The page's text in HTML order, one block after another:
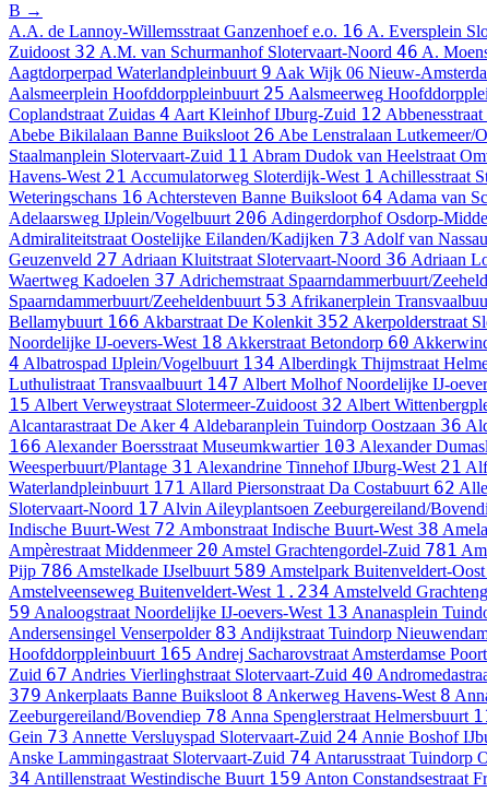
B →
A.A. de Lannoy-Willemsstraat Ganzenhoef e.o. 16 A. Eversplein
Zuidoost 32 A.M. van Schurmanhof Slotervaart-Noord 46 A.
Aagtdorperpad Waterlandpleinbuurt 9 Aak Wijk 06 Nieuw-
Aalsmeerplein Hoofddorppleinbuurt 25 Aalsmeerweg
Coplandstraat Zuidas 4 Aart Kleinhof IJburg-Zuid 12 Abbenesstraat
Abebe Bikilalaan Banne Buiksloot 26 Abe Lenstralaan Lutkemeer/
Staalmanplein Slotervaart-Zuid 11 Abram Dudok van Heelstraat
Havens-West 21 Accumulatorweg Sloterdijk-West 1 Achillesstraat
Weteringschans 16 Achtersteven Banne Buiksloot 64 Adama van
Adelaarsweg IJplein/Vogelbuurt 206 Adingerdorphof Osdorp-
Admiraliteitstraat Oostelijke Eilanden/Kadijken 73 Adolf van
Geuzenveld 27 Adriaan Kluitstraat Slotervaart-Noord 36 Adriaan
Waertweg Kadoelen 37 Adrichemstraat Spaarndammerbuurt/
Spaarndammerbuurt/Zeeheldenbuurt 53 Afrikanerplein
Bellamybuurt 166 Akbarstraat De Kolenkit 352 Akerpolderstraat
Noordelijke IJ-oevers-West 18 Akkerstraat Betondorp 60
4 Albatrospad IJplein/Vogelbuurt 134 Alberdingk Thijmstraat
Luthulistraat Transvaalbuurt 147 Albert Molhof Noordelijke IJ-
15 Albert Verweystraat Slotermeer-Zuidoost 32 Albert
Alcantarastraat De Aker 4 Aldebaranplein Tuindorp Oostzaan 36
166 Alexander Boersstraat Museumkwartier 103 Alexander
Weesperbuurt/Plantage 31 Alexandrine Tinnehof IJburg-West 21
Waterlandpleinbuurt 171 Allard Piersonstraat Da Costabuurt 62
Slotervaart-Noord 17 Alvin Aileyplantsoen Zeeburgereiland/
Indische Buurt-West 72 Ambonstraat Indische Buurt-West 38
Ampèrestraat Middenmeer 20 Amstel Grachtengordel-Zuid 781
Pijp 786 Amstelkade IJselbuurt 589 Amstelpark Buitenveldert-Oost
Amstelveenseweg Buitenveldert-West 1.234 Amstelveld
59 Analoogstraat Noordelijke IJ-oevers-West 13 Ananasplein
Andersensingel Venserpolder 83 Andijkstraat Tuindorp
Hoofddorppleinbuurt 165 Andrej SacharovstraatAmsterdamse
Zuid 67 Andries Vierlinghstraat Slotervaart-Zuid 40
379 Ankerplaats Banne Buiksloot 8 Ankerweg Havens-West 8
Zeeburgereiland/Bovendiep 78 Anna Spenglerstraat Helmersbuurt
Gein 73 Annette Versluyspad Slotervaart-Zuid 24 Annie Boshof
Anske Lammingastraat Slotervaart-Zuid 74 Antarusstraat Tuindorp
34 Antillenstraat Westindische Buurt 159 Anton Constandsestraat